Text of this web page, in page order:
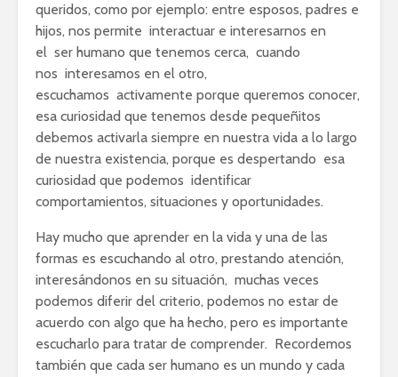
queridos, como por ejemplo: entre esposos, padres e
hijos, nos permite interactuar e interesarnos en
el ser humano que tenemos cerca, cuando
nos interesamos en el otro,
escuchamos activamente porque queremos conocer,
esa curiosidad que tenemos desde pequeñitos
debemos activarla siempre en nuestra vida a lo largo
de nuestra existencia, porque es despertando esa
curiosidad que podemos identificar
comportamientos, situaciones y oportunidades.
Hay mucho que aprender en la vida y una de las
formas es escuchando al otro, prestando atención,
interesándonos en su situación, muchas veces
podemos diferir del criterio, podemos no estar de
acuerdo con algo que ha hecho, pero es importante
escucharlo para tratar de comprender. Recordemos
también que cada ser humano es un mundo y cada